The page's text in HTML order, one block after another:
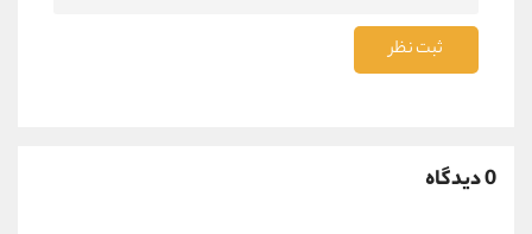
ثبت نظر
0 دیدگاه